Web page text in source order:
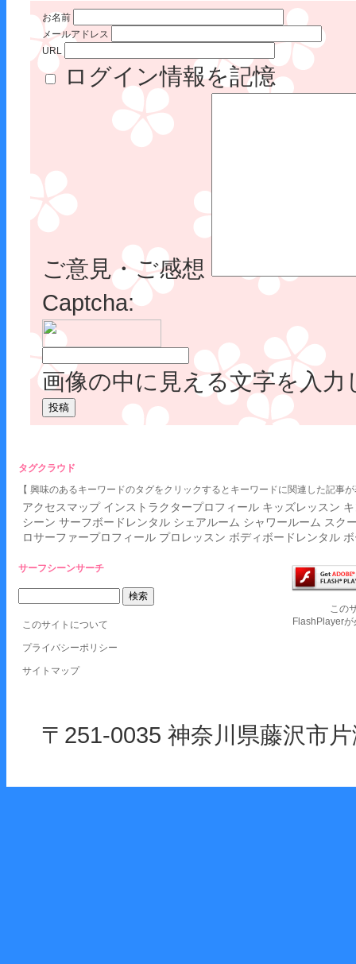
お名前
メールアドレス
URL
ログイン情報を記憶
ご意見・ご感想
Captcha:
画像の中に見える文字を入
タグクラウド
【 興味のあるキーワードのタグをクリックするとキーワードに関連した記事
アクセスマップ インストラクタープロフィール キッズレッスン
シーン サーフボードレンタル シェアルーム シャワールーム スク
ロサーファープロフィール プロレッスン ボディボードレンタル
サーフシーンサーチ
このサイトについて
プライバシーポリシー
サイトマップ
この
FlashPlayer
〒251-0035 神奈川県藤沢市